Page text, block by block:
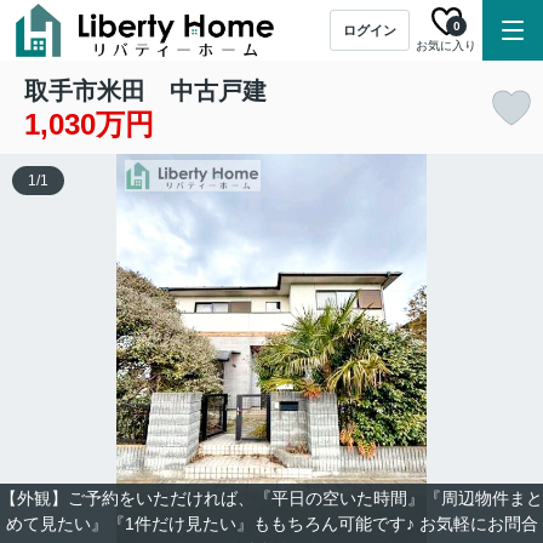
ログイン
お気に入り
0
取手市米田 中古戸建
1,030万円
【外観】ご予約をいただければ、『平日の空いた時間』『周辺物件まと
めて見たい』『1件だけ見たい』ももちろん可能です♪ お気軽にお問合
1/1